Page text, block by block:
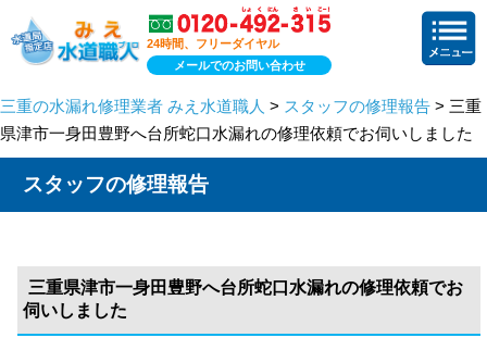
24時間、フリーダイヤル
メールでのお問い合わせ
三重の水漏れ修理業者 みえ水道職人 > スタッフの修理報告 > 三重
県津市一身田豊野へ台所蛇口水漏れの修理依頼でお伺いしました
スタッフの修理報告
三重県津市一身田豊野へ台所蛇口水漏れの修理依頼でお
伺いしました